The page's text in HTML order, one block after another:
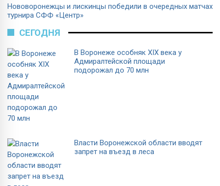
Нововоронежцы и лискинцы победили в очередных матчах
турнира СФФ «Центр»
СЕГОДНЯ
В Воронеже особняк XIX века у
Адмиралтейской площади
подорожал до 70 млн
Власти Воронежской области вводят
запрет на въезд в леса